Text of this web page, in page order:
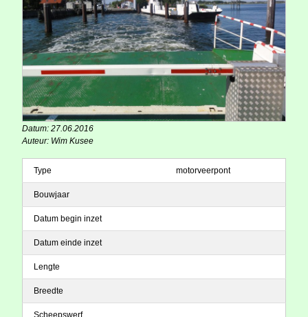
Datum: 27.06.2016
Auteur: Wim Kusee
Type motorveerpont
Bouwjaar
Datum begin inzet
Datum einde inzet
Lengte
Breedte
Scheepswerf